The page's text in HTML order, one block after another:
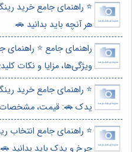
⭐️ راهنمای جامع خرید
هر آنچه باید بدانید 🚗
راهنمای جامع ⭐️
ویژگی‌ها، مزایا و نکات
⭐️ راهنمای جامع خرید
یدک 🚗: قیمت، مشخصات
⭐️ راهنمای جامع انتخاب
چرخ و یدک باید بدانید 🚗